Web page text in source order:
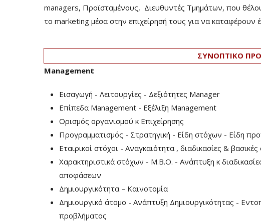
managers, Προϊσταμένους, Διευθυντές Τμημάτων, που
το marketing μέσα στην επιχείρησή τους για να καταφέρουν
ΣΥΝΟΠΤΙΚΟ
Management
Εισαγωγή - Λειτουργίες - Δεξιότητες Manager
Επίπεδα Management - Εξέλιξη Management
Ορισμός οργανισμού κ Επιχείρησης
Προγραμματισμός - Στρατηγική - Είδη στόχων - Είδη
Εταιρικοί στόχοι - Αναγκαιότητα , διαδικασίες &
Χαρακτηριστικά στόχων - M.B.O. - Ανάπτυξη κ
αποφάσεων
Δημιουργικότητα – Καινοτομία
Δημιουργικό άτομο - Ανάπτυξη Δημιουργικότητας -
προβλήματος